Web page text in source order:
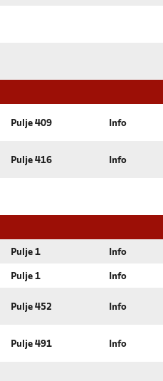
Pulje 409 Info
Pulje 416 Info
Pulje 1 Info
Pulje 1 Info
Pulje 452 Info
Pulje 491 Info